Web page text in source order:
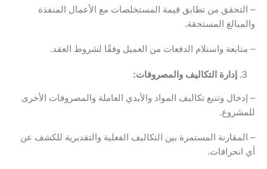
– التحقق من تطابق قيمة المستخلصات مع الأعمال المنفذة
والمبالغ المستحقة.
– متابعة واستلام الدفعات من العميل وفقًا لشروط العقد.
إدارة التكاليف والمصروفات:
– إدخال وتتبع تكاليف المواد والأيدي العاملة والمصروفات الأخرى
للمشروع.
– المقارنة المستمرة بين التكاليف الفعلية والتقديرية للكشف عن
أي انحرافات.